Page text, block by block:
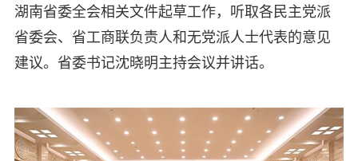
湖南省委全会相关文件起草工作，听取各民主党派
省委会、省工商联负责人和无党派人士代表的意见
建议。省委书记沈晓明主持会议并讲话。